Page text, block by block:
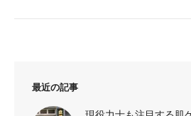
最近の記事